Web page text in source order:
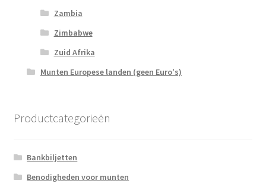
Zambia
Zimbabwe
Zuid Afrika
Munten Europese landen (geen Euro's)
Productcategorieën
Bankbiljetten
Benodigheden voor munten